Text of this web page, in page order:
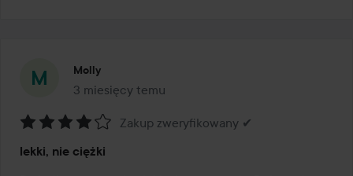
Molly
3 miesięcy temu
Post został utworzony 3 miesięcy temu
4
Zakup zweryfikowany ✔
lekki, nie ciężki